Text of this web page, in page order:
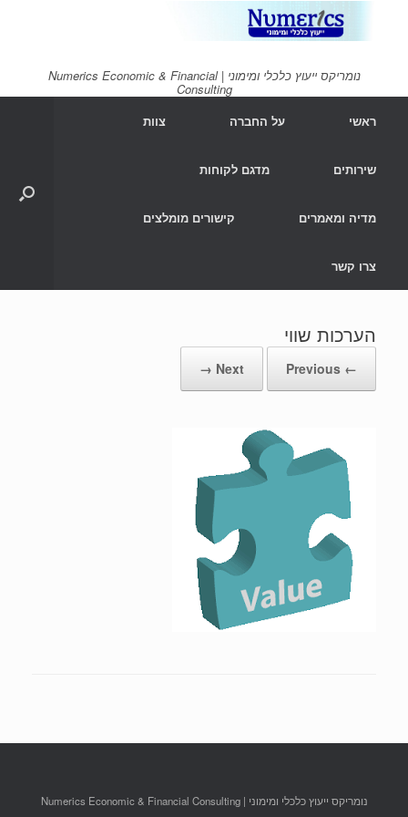
נומריקס ייעוץ כלכלי ומימוני | Numerics Economic & Financial
Consulting
ראשי
על החברה צוות
שירותים מדגם לקוחות
מדיה ומאמרים קישורים מומלצים
צרו קשר
הערכות שווי
← Previous
Next →
נומריקס ייעוץ כלכלי ומימוני | Numerics Economic & Financial Consulting